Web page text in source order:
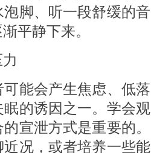
脚、听一段舒缓的音
平静下来。
能会产生焦虑、低落
的诱因之一。学会观
宣泄方式是重要的。
况，或者培养一些能